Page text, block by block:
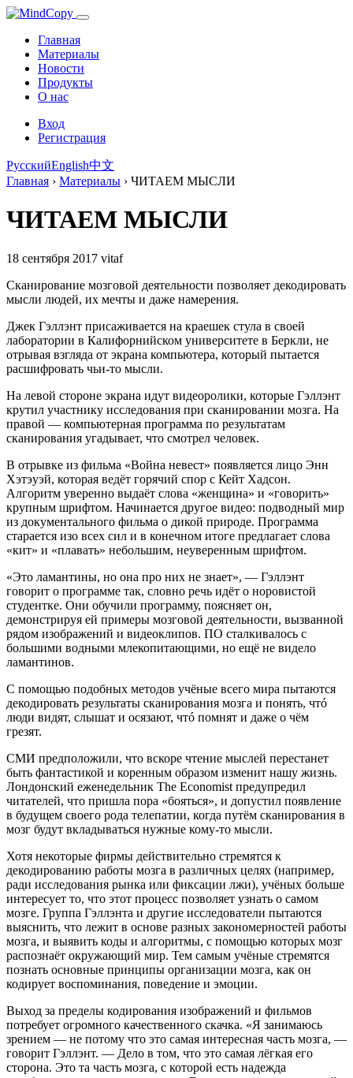
Главная
Материалы
Новости
Продукты
О нас
Вход
Регистрация
РусскийEnglish中文
Главная › Материалы › ЧИТАЕМ МЫСЛИ
ЧИТАЕМ МЫСЛИ
18 сентября 2017 vitaf
Сканирование мозговой деятельности позволяет декодировать
мысли людей, их мечты и даже намерения.
Джек Гэллэнт присаживается на краешек стула в своей
лаборатории в Калифорнийском университете в Беркли, не
отрывая взгляда от экрана компьютера, который пытается
расшифровать чьи-то мысли.
На левой стороне экрана идут видеоролики, которые Гэллэнт
крутил участнику исследования при сканировании мозга. На
правой — компьютерная программа по результатам
сканирования угадывает, что смотрел человек.
В отрывке из фильма «Война невест» появляется лицо Энн
Хэтэуэй, которая ведёт горячий спор с Кейт Хадсон.
Алгоритм уверенно выдаёт слова «женщина» и «говорить»
крупным шрифтом. Начинается другое видео: подводный мир
из документального фильма о дикой природе. Программа
старается изо всех сил и в конечном итоге предлагает слова
«кит» и «плавать» небольшим, неуверенным шрифтом.
«Это ламантины, но она про них не знает», — Гэллэнт
говорит о программе так, словно речь идёт о норовистой
студентке. Они обучили программу, поясняет он,
демонстрируя ей примеры мозговой деятельности, вызванной
рядом изображений и видеоклипов. ПО сталкивалось с
большими водными млекопитающими, но ещё не видело
ламантинов.
С помощью подобных методов учёные всего мира пытаются
декодировать результаты сканирования мозга и понять, чтó
люди видят, слышат и осязают, чтó помнят и даже о чём
грезят.
СМИ предположили, что вскоре чтение мыслей перестанет
быть фантастикой и коренным образом изменит нашу жизнь.
Лондонский еженедельник The Economist предупредил
читателей, что пришла пора «бояться», и допустил появление
в будущем своего рода телепатии, когда путём сканирования в
мозг будут вкладываться нужные кому-то мысли.
Хотя некоторые фирмы действительно стремятся к
декодированию работы мозга в различных целях (например,
ради исследования рынка или фиксации лжи), учёных больше
интересует то, что этот процесс позволяет узнать о самом
мозге. Группа Гэллэнта и другие исследователи пытаются
выяснить, что лежит в основе разных закономерностей работы
мозга, и выявить коды и алгоритмы, с помощью которых мозг
распознаёт окружающий мир. Тем самым учёные стремятся
познать основные принципы организации мозга, как он
кодирует воспоминания, поведение и эмоции.
Выход за пределы кодирования изображений и фильмов
потребует огромного качественного скачка. «Я занимаюсь
зрением — не потому что это самая интересная часть мозга, —
говорит Гэллэнт. — Дело в том, что это самая лёгкая его
сторона. Это та часть мозга, с которой есть надежда